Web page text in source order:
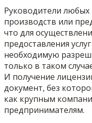
Руководители
производств или
что для
предоставления
необходимую
только в таком
И получение
документ, без
как крупным
предпринимателям.